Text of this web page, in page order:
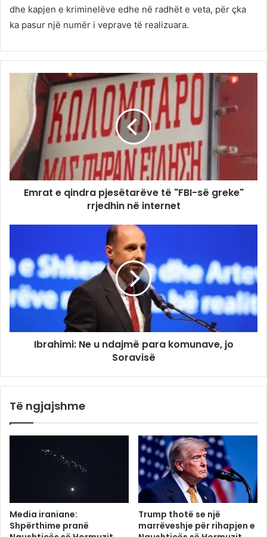
dhe kapjen e kriminelëve edhe në radhët e veta, për çka
ka pasur një numër i veprave të realizuara.
Emrat e qindra pjesëtarëve të "FBI-së greke"
rrjedhin në internet
Ibrahimi: Ne u ndajmë para komunave, jo
Soravisë
Të ngjajshme
Media iraniane:
Shpërthime pranë
Trump thotë se një
marrëveshje për rihapjen e